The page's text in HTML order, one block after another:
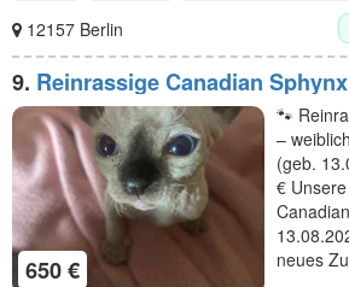
12157 Berlin
9. Reinrassige Canadian Sphynx
650 €
🐾
–
(geb.
€
neues